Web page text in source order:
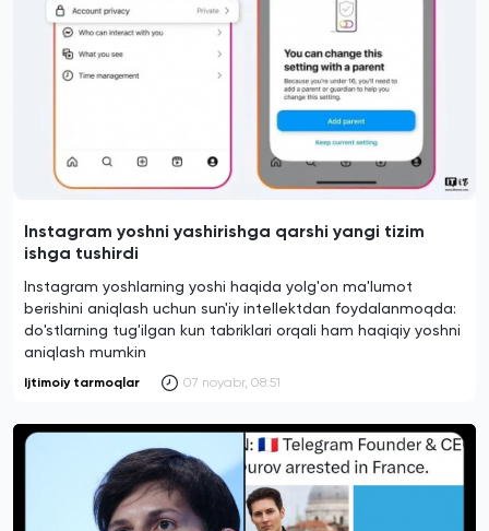
Instagram yoshni yashirishga qarshi yangi tizim
ishga tushirdi
Instagram yoshlarning yoshi haqida yolg'on ma'lumot
berishini aniqlash uchun sun'iy intellektdan foydalanmoqda:
do'stlarning tug'ilgan kun tabriklari orqali ham haqiqiy yoshni
aniqlash mumkin
Ijtimoiy tarmoqlar 07 noyabr, 08:51